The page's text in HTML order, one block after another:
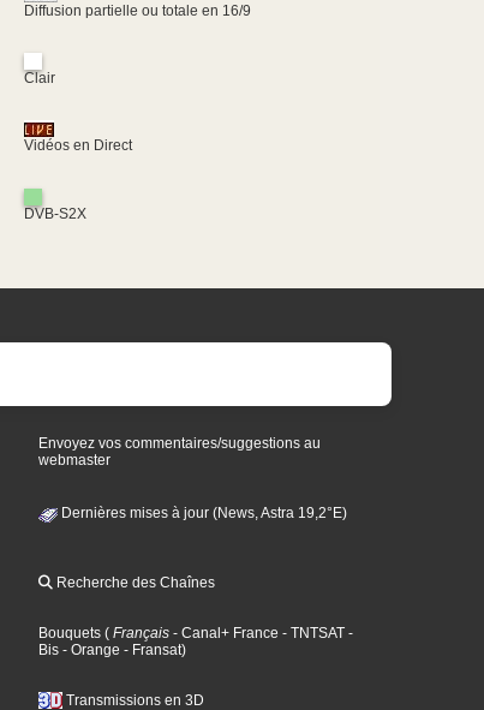
Diffusion partielle ou totale en 16/9
Clair
Vidéos en Direct
DVB-S2X
Envoyez vos commentaires/suggestions au
webmaster
Dernières mises à jour (News, Astra 19,2°E)
Recherche des Chaînes
Bouquets ( Français - Canal+ France - TNTSAT -
Bis - Orange - Fransat)
Transmissions en 3D